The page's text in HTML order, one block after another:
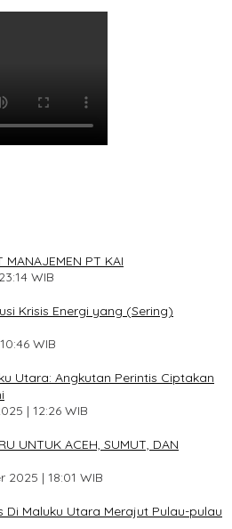
MANAJEMEN PT KAI
WIB
Krisis Energi yang (Sering)
WIB
Utara: Angkutan Perintis Ciptakan
| 12:26 WIB
UNTUK ACEH, SUMUT, DAN
2025 | 18:01 WIB
Di Maluku Utara Merajut Pulau-pulau